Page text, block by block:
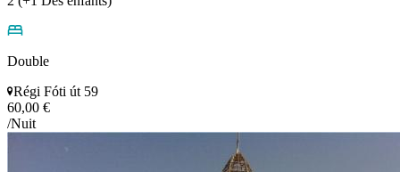
Double
Régi Fóti út 59
60,00 €
/Nuit